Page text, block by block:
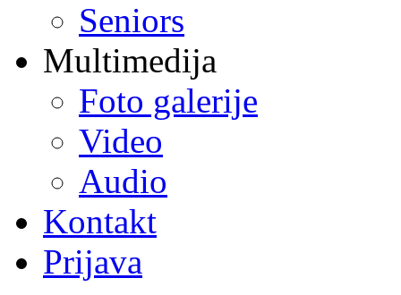
Seniors
Multimedija
Foto galerije
Video
Audio
Kontakt
Prijava